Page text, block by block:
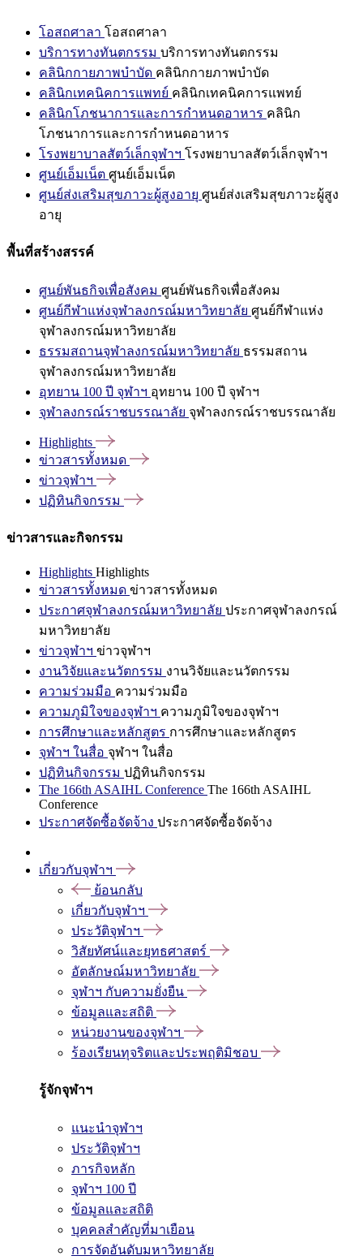
โอสถศาลา โอสถศาลา
บริการทางทันตกรรม บริการทางทันตกรรม
คลินิกกายภาพบำบัด คลินิกกายภาพบำบัด
คลินิกเทคนิคการแพทย์ คลินิกเทคนิคการแพทย์
คลินิกโภชนาการและการกำหนดอาหาร คลินิก
โภชนาการและการกำหนดอาหาร
โรงพยาบาลสัตว์เล็กจุฬาฯ โรงพยาบาลสัตว์เล็กจุฬาฯ
ศูนย์เอ็มเน็ต ศูนย์เอ็มเน็ต
ศูนย์ส่งเสริมสุขภาวะผู้สูงอายุ ศูนย์ส่งเสริมสุขภาวะผู้สูง
อายุ
พื้นที่สร้างสรรค์
ศูนย์พันธกิจเพื่อสังคม ศูนย์พันธกิจเพื่อสังคม
ศูนย์กีฬาแห่งจุฬาลงกรณ์มหาวิทยาลัย ศูนย์กีฬาแห่ง
จุฬาลงกรณ์มหาวิทยาลัย
ธรรมสถานจุฬาลงกรณ์มหาวิทยาลัย ธรรมสถาน
จุฬาลงกรณ์มหาวิทยาลัย
อุทยาน 100 ปี จุฬาฯ อุทยาน 100 ปี จุฬาฯ
จุฬาลงกรณ์ราชบรรณาลัย จุฬาลงกรณ์ราชบรรณาลัย
Highlights
ข่าวสารทั้งหมด
ข่าวจุฬาฯ
ปฏิทินกิจกรรม
ข่าวสารและกิจกรรม
Highlights Highlights
ข่าวสารทั้งหมด ข่าวสารทั้งหมด
ประกาศจุฬาลงกรณ์มหาวิทยาลัย ประกาศจุฬาลงกรณ์
มหาวิทยาลัย
ข่าวจุฬาฯ ข่าวจุฬาฯ
งานวิจัยและนวัตกรรม งานวิจัยและนวัตกรรม
ความร่วมมือ ความร่วมมือ
ความภูมิใจของจุฬาฯ ความภูมิใจของจุฬาฯ
การศึกษาและหลักสูตร การศึกษาและหลักสูตร
จุฬาฯ ในสื่อ จุฬาฯ ในสื่อ
ปฏิทินกิจกรรม ปฏิทินกิจกรรม
The 166th ASAIHL Conference The 166th ASAIHL
Conference
ประกาศจัดซื้อจัดจ้าง ประกาศจัดซื้อจัดจ้าง
เกี่ยวกับจุฬาฯ
ย้อนกลับ
เกี่ยวกับจุฬาฯ
ประวัติจุฬาฯ
วิสัยทัศน์และยุทธศาสตร์
อัตลักษณ์มหาวิทยาลัย
จุฬาฯ กับความยั่งยืน
ข้อมูลและสถิติ
หน่วยงานของจุฬาฯ
ร้องเรียนทุจริตและประพฤติมิชอบ
รู้จักจุฬาฯ
แนะนำจุฬาฯ
ประวัติจุฬาฯ
ภารกิจหลัก
จุฬาฯ 100 ปี
ข้อมูลและสถิติ
บุคคลสำคัญที่มาเยือน
การจัดอันดับมหาวิทยาลัย